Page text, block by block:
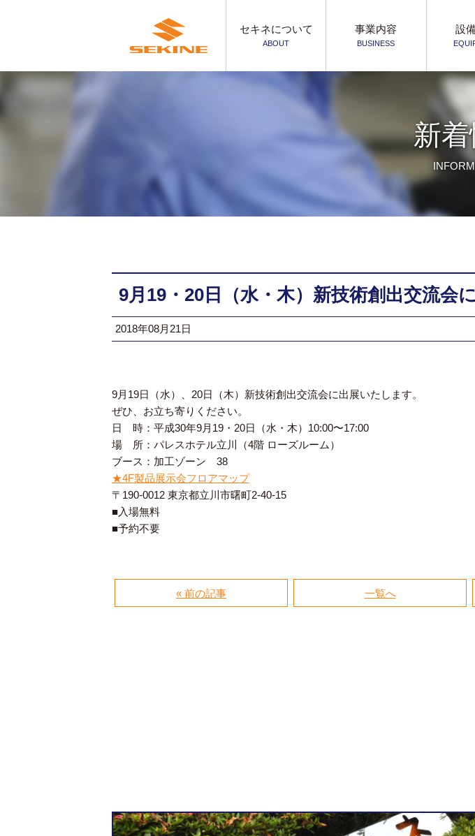
セキネについて
ABOUT
事業内容
BUSINESS
設
新
9月19・20日（水・木）新技術創出交流会
2018年08月21日
9月19日（水）、20日（木）新技術創出交流会に出展いたします。
ぜひ、お立ち寄りください。
日 時：平成30年9月19・20日（水・木）10:00〜17:00
場 所：パレスホテル立川（4階 ローズルーム）
ブース：加工ゾーン 38
★4F製品展示会フロアマップ
〒190-0012 東京都立川市曙町2-40-15
■入場無料
■予約不要
« 前の記事 一覧へ